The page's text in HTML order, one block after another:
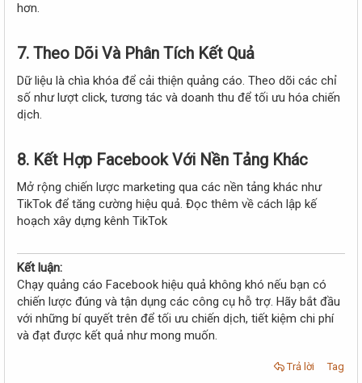
hơn.
7. Theo Dõi Và Phân Tích Kết Quả
Dữ liệu là chìa khóa để cải thiện quảng cáo. Theo dõi các chỉ
số như lượt click, tương tác và doanh thu để tối ưu hóa chiến
dịch.
8. Kết Hợp Facebook Với Nền Tảng Khác
Mở rộng chiến lược marketing qua các nền tảng khác như
TikTok để tăng cường hiệu quả. Đọc thêm về cách lập kế
hoạch xây dựng kênh TikTok
Kết luận:
Chạy quảng cáo Facebook hiệu quả không khó nếu bạn có
chiến lược đúng và tận dụng các công cụ hỗ trợ. Hãy bắt đầu
với những bí quyết trên để tối ưu chiến dịch, tiết kiệm chi phí
và đạt được kết quả như mong muốn.
Trả lời Tag